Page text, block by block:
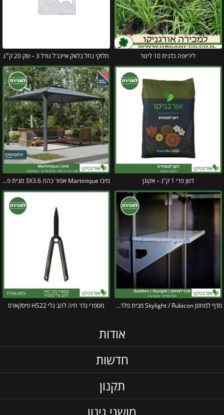
ליריופה כדנית 10 ליטר חלוקי נחל בלאק איינג'ל גודל 3 – שק 20 ק״ג
דשן פרי 1 ק"ג – אקוגן גזיבו Martinique אפור כהה 3X3.6 מבית פלרם – Canopia
מדף למחסן Skylight / Rubicon מבית פלרם – קנופיה מספרי גדר חיה להב גלי HS22 פיסקארס
אודות
חדשות
תקנון